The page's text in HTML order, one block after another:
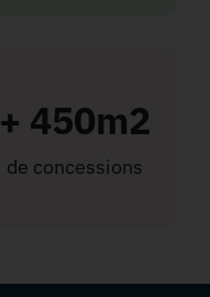
+ 450m2
de concessions